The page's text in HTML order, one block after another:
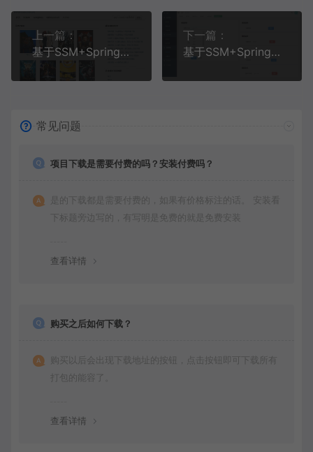
上一篇：
基于SSM+SpringBoot+MySQL+Thymeleaf的电影影视短视频信息管理系统
下一篇：
基于SSM+SpringBoot+MySQL+VUE的汽车销售管理系统
常见问题
项目下载是需要付费的吗？安装付费吗？
是的下载都是需要付费的，如果有价格标注的话。 安装看
下标题旁边写的，有写明是免费的就是免费安装
查看详情
购买之后如何下载？
购买以后会出现下载地址的按钮，点击按钮即可下载所有
打包的能容了。
查看详情